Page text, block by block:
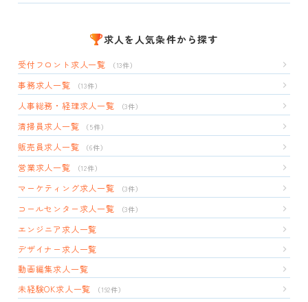
求人を人気条件から探す
受付フロント求人一覧 （13件）
事務求人一覧 （13件）
人事総務・経理求人一覧 （3件）
清掃員求人一覧 （5件）
販売員求人一覧 （6件）
営業求人一覧 （12件）
マーケティング求人一覧 （3件）
コールセンター求人一覧 （3件）
エンジニア求人一覧
デザイナー求人一覧
動画編集求人一覧
未経験OK求人一覧
（192件）